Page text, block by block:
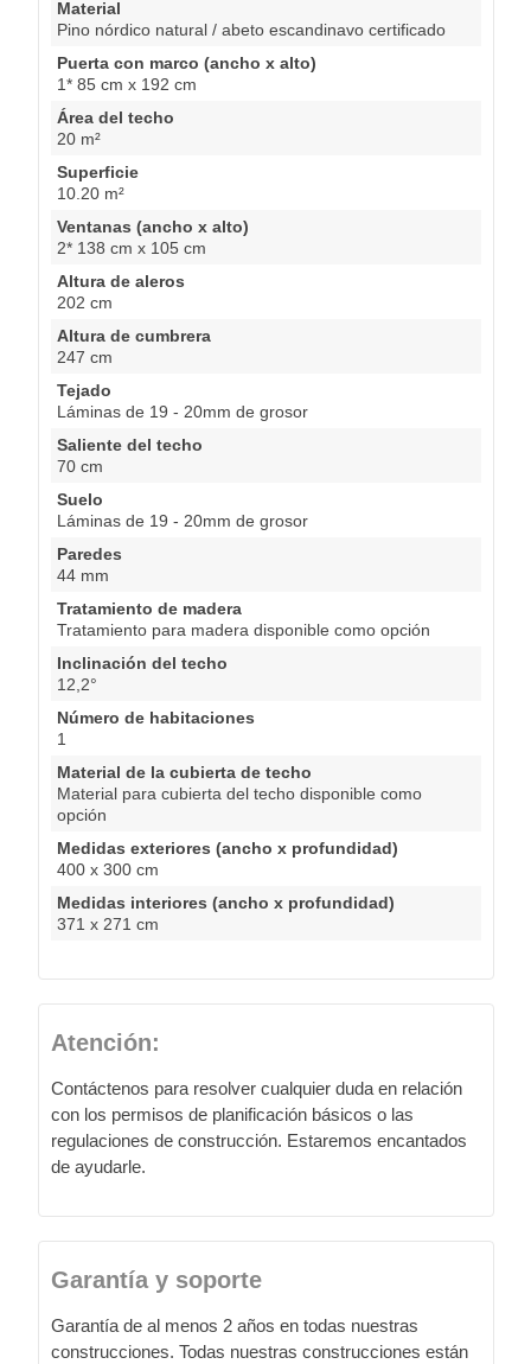
Material
Pino nórdico natural / abeto escandinavo certificado
Puerta con marco (ancho x alto)
1* 85 cm x 192 cm
Área del techo
20 m²
Superficie
10.20 m²
Ventanas (ancho x alto)
2* 138 cm x 105 cm
Altura de aleros
202 cm
Altura de cumbrera
247 cm
Tejado
Láminas de 19 - 20mm de grosor
Saliente del techo
70 cm
Suelo
Láminas de 19 - 20mm de grosor
Paredes
44 mm
Tratamiento de madera
Tratamiento para madera disponible como opción
Inclinación del techo
12,2°
Número de habitaciones
1
Material de la cubierta de techo
Material para cubierta del techo disponible como
opción
Medidas exteriores (ancho x profundidad)
400 x 300 cm
Medidas interiores (ancho x profundidad)
371 x 271 cm
Atención:
Contáctenos para resolver cualquier duda en relación
con los permisos de planificación básicos o las
regulaciones de construcción. Estaremos encantados
de ayudarle.
Garantía y soporte
Garantía de al menos 2 años en todas nuestras
construcciones. Todas nuestras construcciones están